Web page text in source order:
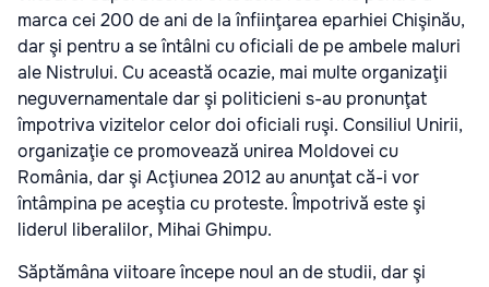
marca cei 200 de ani de la înfiinţarea eparhiei Chişinău,
dar şi pentru a se întâlni cu oficiali de pe ambele maluri
ale Nistrului. Cu această ocazie, mai multe organizaţii
neguvernamentale dar şi politicieni s-au pronunţat
împotriva vizitelor celor doi oficiali ruşi. Consiliul Unirii,
organizaţie ce promovează unirea Moldovei cu
România, dar şi Acţiunea 2012 au anunţat că-i vor
întâmpina pe aceştia cu proteste. Împotrivă este şi
liderul liberalilor, Mihai Ghimpu.
Săptămâna viitoare începe noul an de studii, dar şi